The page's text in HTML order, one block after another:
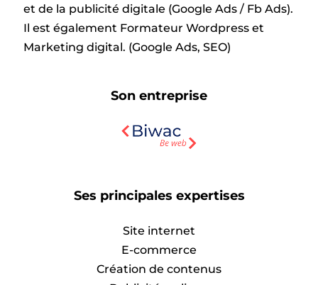
et de la publicité digitale (Google Ads / Fb Ads).
Il est également Formateur Wordpress et
Marketing digital. (Google Ads, SEO)
Son entreprise
Ses principales expertises
Site internet
E-commerce
Création de contenus